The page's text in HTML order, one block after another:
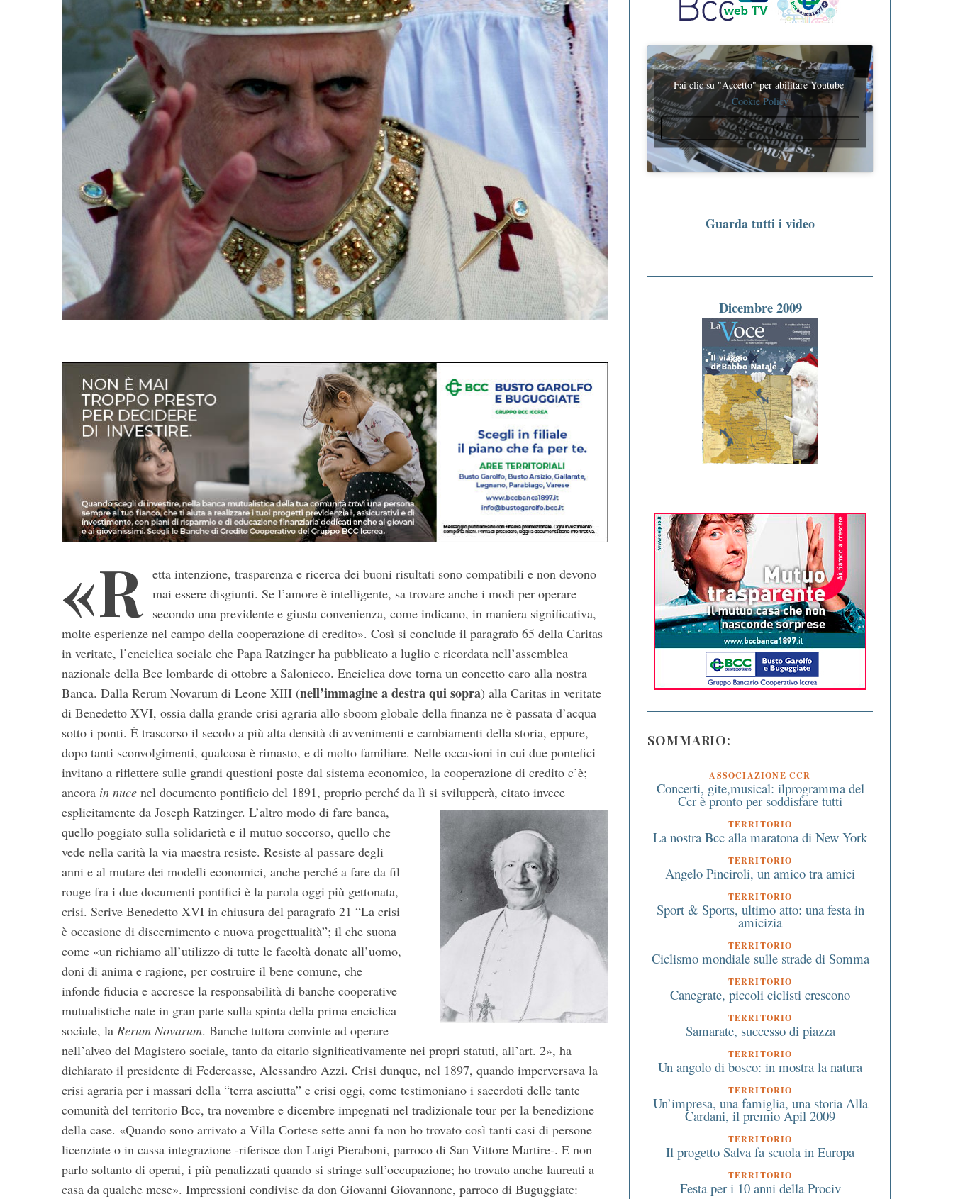
«R
etta intenzione, trasparenza e ricerca dei buoni risultati sono compatibili e non devono
mai essere disgiunti. Se l’amore è intelligente, sa trovare anche i modi per operare
secondo una previdente e giusta convenienza, come indicano, in maniera significativa,
molte esperienze nel campo della cooperazione di credito». Così si conclude il paragrafo 65 della Caritas
in veritate, l’enciclica sociale che Papa Ratzinger ha pubblicato a luglio e ricordata nell’assemblea
nazionale della Bcc lombarde di ottobre a Salonicco. Enciclica dove torna un concetto caro alla nostra
Banca. Dalla Rerum Novarum di Leone XIII (nell’immagine a destra qui sopra) alla Caritas in veritate
di Benedetto XVI, ossia dalla grande crisi agraria allo sboom globale della finanza ne è passata d’acqua
sotto i ponti. È trascorso il secolo a più alta densità di avvenimenti e cambiamenti della storia, eppure,
dopo tanti sconvolgimenti, qualcosa è rimasto, e di molto familiare. Nelle occasioni in cui due pontefici
invitano a riflettere sulle grandi questioni poste dal sistema economico, la cooperazione di credito c’è;
ancora in nuce nel documento pontificio del 1891, proprio perché da lì si svilupperà, citato invece
esplicitamente da Joseph Ratzinger. L’altro modo di fare banca,
quello poggiato sulla solidarietà e il mutuo soccorso, quello che
vede nella carità la via maestra resiste. Resiste al passare degli
anni e al mutare dei modelli economici, anche perché a fare da fil
rouge fra i due documenti pontifici è la parola oggi più gettonata,
crisi. Scrive Benedetto XVI in chiusura del paragrafo 21 “La crisi
è occasione di discernimento e nuova progettualità”; il che suona
come «un richiamo all’utilizzo di tutte le facoltà donate all’uomo,
doni di anima e ragione, per costruire il bene comune, che
infonde fiducia e accresce la responsabilità di banche cooperative
mutualistiche nate in gran parte sulla spinta della prima enciclica
sociale, la Rerum Novarum. Banche tuttora convinte ad operare
nell’alveo del Magistero sociale, tanto da citarlo significativamente nei propri statuti, all’art. 2», ha
dichiarato il presidente di Federcasse, Alessandro Azzi. Crisi dunque, nel 1897, quando imperversava la
crisi agraria per i massari della “terra asciutta” e crisi oggi, come testimoniano i sacerdoti delle tante
comunità del territorio Bcc, tra novembre e dicembre impegnati nel tradizionale tour per la benedizione
della case. «Quando sono arrivato a Villa Cortese sette anni fa non ho trovato così tanti casi di persone
licenziate o in cassa integrazione -riferisce don Luigi Pieraboni, parroco di San Vittore Martire-. E non
parlo soltanto di operai, i più penalizzati quando si stringe sull’occupazione; ho trovato anche laureati a
casa da qualche mese». Impressioni condivise da don Giovanni Giovannone, parroco di Buguggiate:
Fai clic su "Accetto" per abilitare Youtube
Cookie Policy
ACCETTO
Guarda tutti i video
Dicembre 2009
SOMMARIO:
ASSOCIAZIONE CCR
Concerti, gite,musical: ilprogramma del
Ccr è pronto per soddisfare tutti
TERRITORIO
La nostra Bcc alla maratona di New York
TERRITORIO
Angelo Pinciroli, un amico tra amici
TERRITORIO
Sport & Sports, ultimo atto: una festa in
amicizia
TERRITORIO
Ciclismo mondiale sulle strade di Somma
TERRITORIO
Canegrate, piccoli ciclisti crescono
TERRITORIO
Samarate, successo di piazza
TERRITORIO
Un angolo di bosco: in mostra la natura
TERRITORIO
Un’impresa, una famiglia, una storia Alla
Cardani, il premio Apil 2009
TERRITORIO
Il progetto Salva fa scuola in Europa
TERRITORIO
Festa per i 10 anni della Prociv
e
a
r
c
f
o
r
: